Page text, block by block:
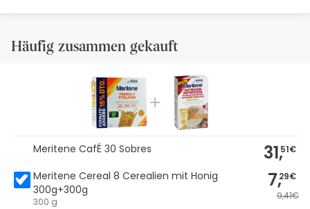
Häufig zusammen gekauft
Meritene CafÉ 30 Sobres 31,51€
Meritene Cereal 8 Cerealien mit Honig
300g+300g
300 g
7,29€
9,41€